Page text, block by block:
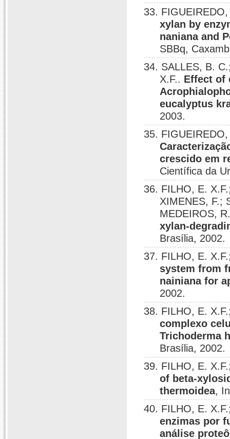
33.
xylan by
naniana and
SBBq,
34. SALLES, B.
X.F.. Effect of
eucalyptus
2003.
35.
crescido em
Científica da
36. FILHO, E.
XIMENES, F.;
MEDEIROS,
xylan-
Brasília, 2002.
37. FILHO, E.
system from
nainiana for
2002.
38. FILHO, E.
complexo
Trichoderma
Brasília, 2002.
39. FILHO, E.
of beta-
thermoidea,
40. FILHO, E.
enzimas por
análise